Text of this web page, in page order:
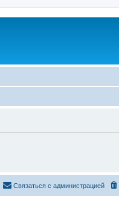
Связаться с администрацией